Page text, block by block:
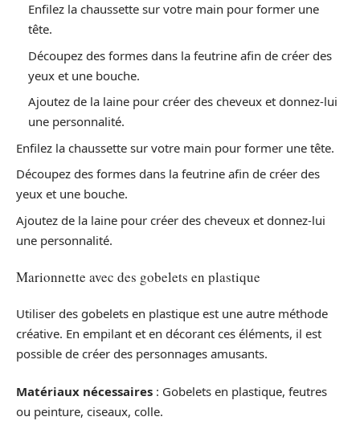
Enfilez la chaussette sur votre main pour former une
tête.
Découpez des formes dans la feutrine afin de créer des
yeux et une bouche.
Ajoutez de la laine pour créer des cheveux et donnez-lui
une personnalité.
Enfilez la chaussette sur votre main pour former une tête.
Découpez des formes dans la feutrine afin de créer des
yeux et une bouche.
Ajoutez de la laine pour créer des cheveux et donnez-lui
une personnalité.
Marionnette avec des gobelets en plastique
Utiliser des gobelets en plastique est une autre méthode
créative. En empilant et en décorant ces éléments, il est
possible de créer des personnages amusants.
Matériaux nécessaires : Gobelets en plastique, feutres
ou peinture, ciseaux, colle.